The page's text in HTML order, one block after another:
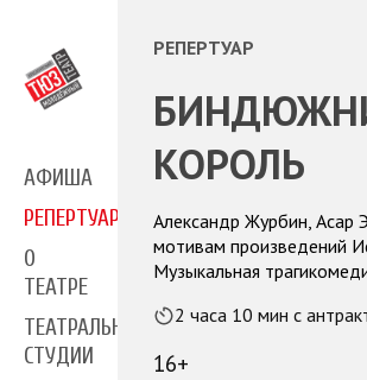
АФИША
РЕПЕРТУАР
О
ТЕАТРЕ
ТЕАТРАЛЬНЫЕ
СТУДИИ
РЕПЕРТУАР
КОРОЛЬ
Александр Журбин, Асар
мотивам произведений
Музыкальная
2 часа 10 мин с
16+